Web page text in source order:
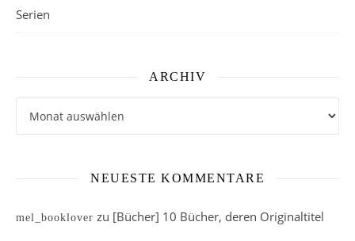
Serien
ARCHIV
NEUESTE KOMMENTARE
mel_booklover zu [Bücher] 10 Bücher, deren Originaltitel